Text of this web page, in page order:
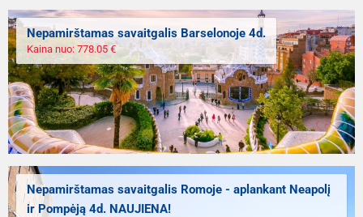
Nepamirštamas savaitgalis Barselonoje 4d.
Kaina nuo: 778.05 €
Nepamirštamas savaitgalis Romoje - aplankant Neapolį
ir Pompėją 4d. NAUJIENA!